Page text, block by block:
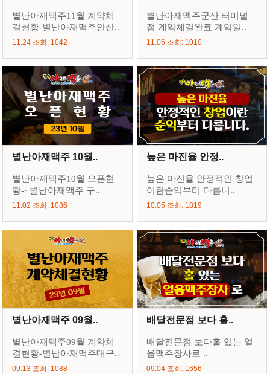
별난아재맥주11월 계약체
결현황-별난아재맥주안산..
11.24 조회: 1042
별난아재맥주군산 터미널
점 계약체결완료 계약일..
11.06 조회: 1010
별난아재맥주 10월..
별난아재맥주10월 오픈현
황-· 별난아재맥주 구..
11.02 조회: 1086
높은 마진율 안정..
높은 마진율 안정적인 창업
이란순익부터 다릅니..
10.05 조회: 1819
별난아재맥주 09월..
별난아재맥주09월 계약체
결현황-별난아재맥주대구..
09.13 조회: 1088
배달전문점 보다 홀..
배달전문점 보다홀 있는 얼
음맥주장사로 ..
09.04 조회: 1656